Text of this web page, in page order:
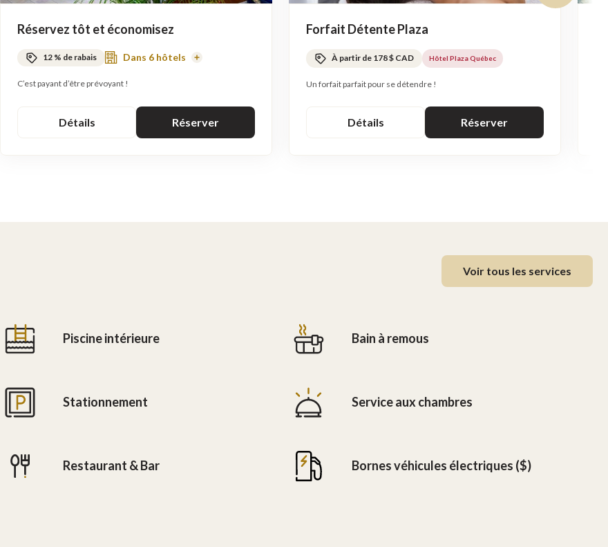
Réservez tôt et économisez
12 % de rabais Dans 6 hôtels
En
C’est payant d’être prévoyant !
Détails Réserver
Forfait Détente Plaza
À partir de 178 $ CAD Hôtel Plaza Québec
Un forfait parfait pour se détendre !
Détails Réserver
Piscine intérieure Bain à remous
Stationnement Service aux chambres
Restaurant & Bar Bornes véhicules électriques ($)
Voir tous les services